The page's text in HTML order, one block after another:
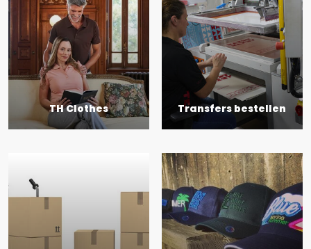
TH Clothes Transfers bestellen